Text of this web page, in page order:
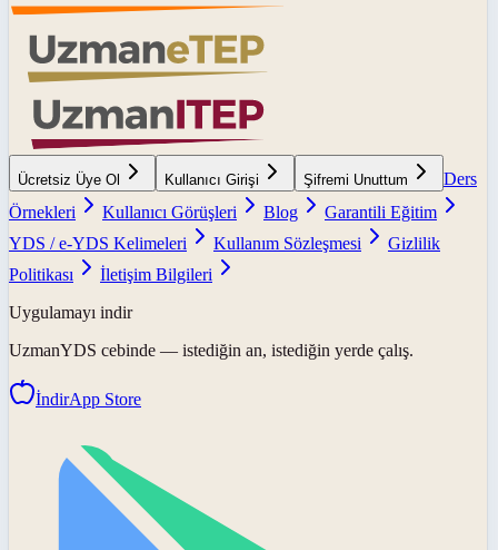
Ücretsiz Üye Ol Kullanıcı Girişi Şifremi Unuttum
Ders
Örnekleri
Kullanıcı Görüşleri Blog
Garantili Eğitim
YDS / e-YDS Kelimeleri
Kullanım Sözleşmesi
Gizlilik
Politikası
İletişim Bilgileri
Uygulamayı indir
UzmanYDS cebinde — istediğin an, istediğin yerde çalış.
İndirApp Store